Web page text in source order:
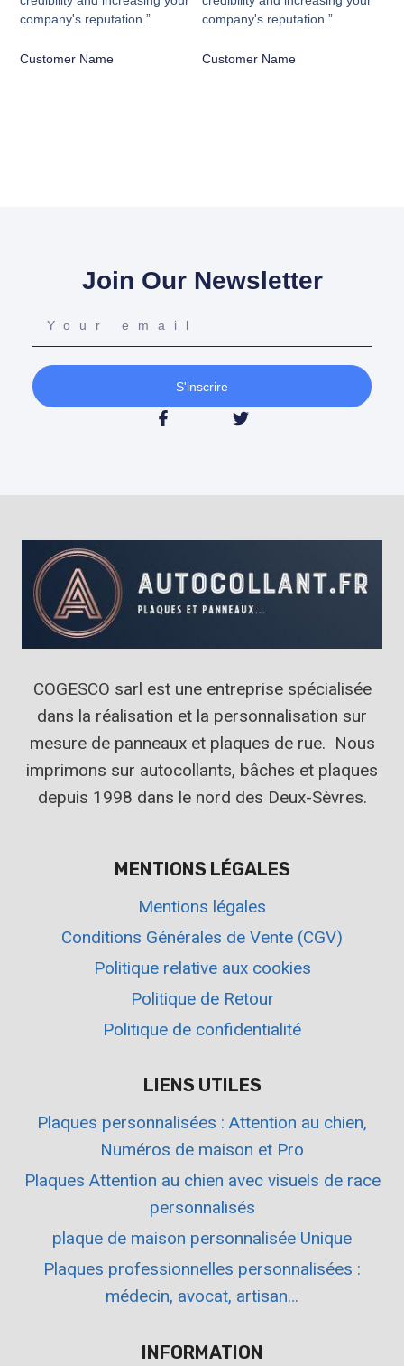
company's reputation.”
Customer Name
company's reputation.”
Customer Name
Join Our Newsletter
S'inscrire
COGESCO sarl est une entreprise spécialisée
dans la réalisation et la personnalisation sur
mesure de panneaux et plaques de rue. Nous
imprimons sur autocollants, bâches et plaques
depuis 1998 dans le nord des Deux-Sèvres.
MENTIONS LÉGALES
Mentions légales
Conditions Générales de Vente (CGV)
Politique relative aux cookies
Politique de Retour
Politique de confidentialité
LIENS UTILES
Plaques personnalisées : Attention au chien,
Numéros de maison et Pro
Plaques Attention au chien avec visuels de race
personnalisés
plaque de maison personnalisée Unique
Plaques professionnelles personnalisées :
médecin, avocat, artisan…
INFORMATION